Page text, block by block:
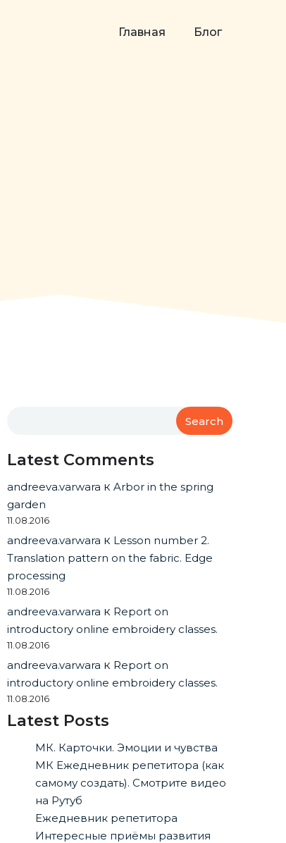
Главная Блог
Search
Latest Comments
andreeva.varwara кArbor in the spring
garden
11.08.2016
andreeva.varwara к Lesson number 2.
Translation pattern on the fabric. Edge
processing
11.08.2016
andreeva.varwara к Report on
introductory online embroidery classes.
11.08.2016
andreeva.varwara к Report on
introductory online embroidery classes.
11.08.2016
Latest Posts
МК. Карточки. Эмоции и чувства
МК Ежедневник репетитора (как
самому создать). Смотрите видео
на Рутуб
Ежедневник репетитора
Интересные приёмы развития